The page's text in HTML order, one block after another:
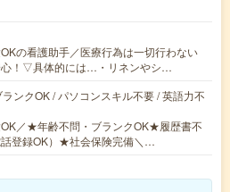
の看護助手／医療行為は一切行わない
心！▽具体的には…・リネンやシ…
ンクOK / パソコンスキル不要 / 英語力不
／★年齢不問・ブランクOK★履歴書不
登録OK）★社会保険完備＼…